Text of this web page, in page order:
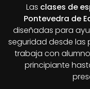
Las clases de
Pontevedra de
diseñadas para
seguridad desde las
trabaja con
principiante